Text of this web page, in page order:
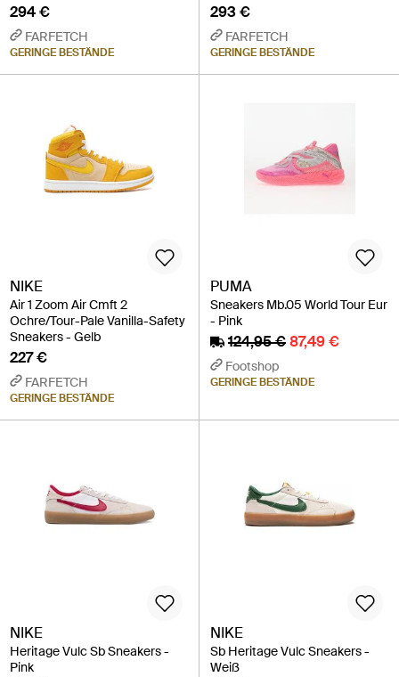
294 €
FARFETCH
GERINGE BESTÄNDE
293 €
FARFETCH
GERINGE BESTÄNDE
NIKE
Air 1 Zoom Air Cmft 2
Ochre/Tour-Pale Vanilla-Safety
Sneakers - Gelb
227 €
FARFETCH
GERINGE BESTÄNDE
PUMA
Sneakers Mb.05 World Tour Eur
- Pink
124,95 €87,49 €
Footshop
GERINGE BESTÄNDE
NIKE
Heritage Vulc Sb Sneakers -
Pink
NIKE
Sb Heritage Vulc Sneakers -
Weiß